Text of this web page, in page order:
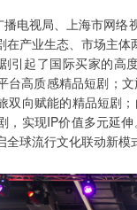
电视局、上海市网络
产业生态、市场主
引起了国际买家的高
台高质感精品短剧；
双向赋能的精品短剧
，实现IP价值多元延
球流行文化联动新模